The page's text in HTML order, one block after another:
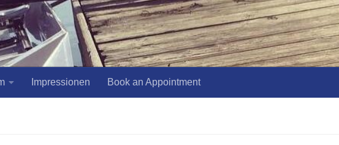
Impressionen Book an Appointment